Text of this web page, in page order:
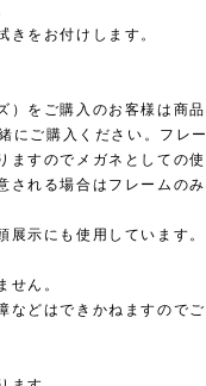
きをお付けします。
）をご購入のお客様は商品
にご購入ください。フレ
ますのでメガネとしての
される場合はフレームの
展示にも使用しています。
せん。
などはできかねますので